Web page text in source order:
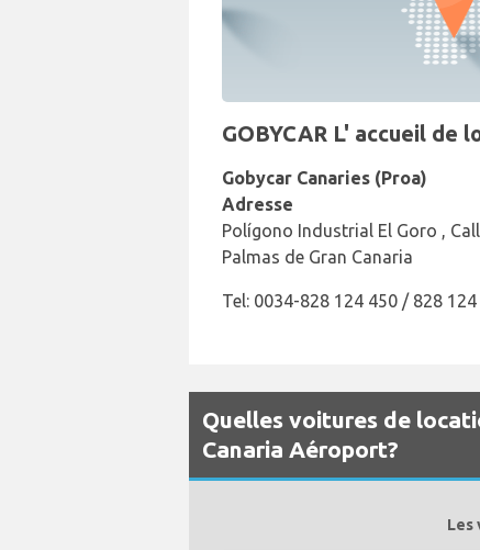
GOBYCAR L' accueil de
Gobycar Canaries (Proa)
Adresse
Polígono Industrial El Goro ,
Palmas de Gran Canaria
Tel: 0034-828 124 450 / 828 124
Quelles voitures de
Canaria Aéroport?
Les